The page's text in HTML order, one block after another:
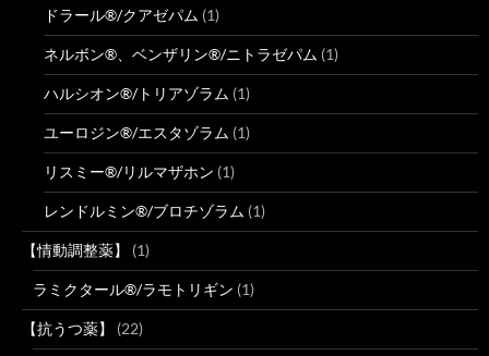
ドラール®/クアゼパム (1)
ネルボン®、ベンザリン®/ニトラゼパム (1)
ハルシオン®/トリアゾラム (1)
ユーロジン®/エスタゾラム (1)
リスミー®/リルマザホン (1)
レンドルミン®/ブロチゾラム (1)
【情動調整薬】 (1)
ラミクタール®/ラモトリギン (1)
【抗うつ薬】 (22)